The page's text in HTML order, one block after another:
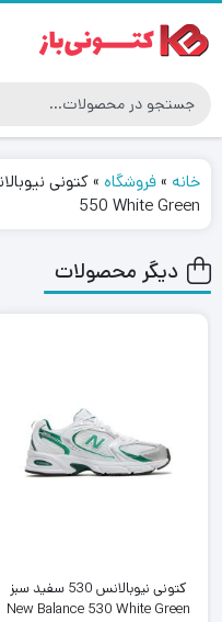
خانه »فروشگاه »
550 White Green
دیگر محصولات
کتونی نیوبالانس 530 سفید سبز
New Balance 530 White Green